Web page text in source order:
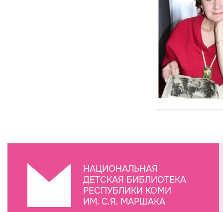
НАЦИОНАЛЬНАЯ
ДЕТСКАЯ БИБЛИОТЕКА
РЕСПУБЛИКИ КОМИ
ИМ. С.Я. МАРШАКА